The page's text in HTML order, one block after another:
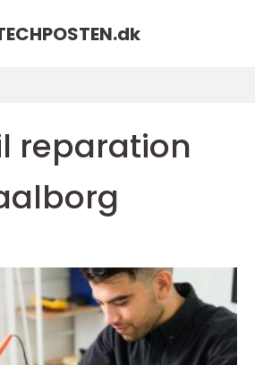
dk
reparation